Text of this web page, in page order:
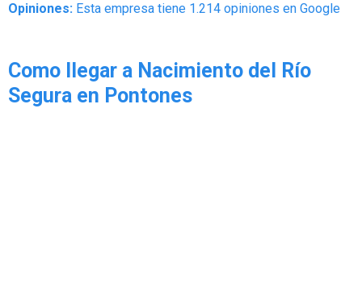
Opiniones: Esta empresa tiene 1.214 opiniones en Google
Como llegar a Nacimiento del Río
Segura en Pontones